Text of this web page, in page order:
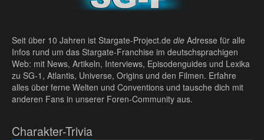
Seit über 10 Jahren ist Stargate-Project.de die Adresse für alle
Infos rund um das Stargate-Franchise im deutschsprachigen
Web: mit News, Artikeln, Interviews, Episodenguides und Lexika
zu SG-1, Atlantis, Universe, Origins und den Filmen. Erfahre
alles über ferne Welten und Conventions und tausche dich mit
anderen Fans in unserer Foren-Community aus.
Charakter-Trivia